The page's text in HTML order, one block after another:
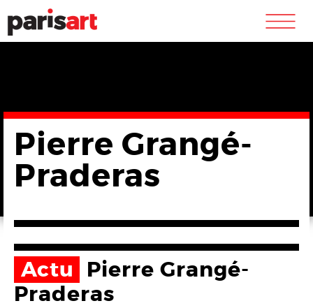
m
Pierre Grangé-
Praderas
Actu
Pierre Grangé-
Praderas